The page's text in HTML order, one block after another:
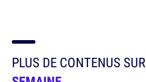
PLUS DE CONTENUS SUR